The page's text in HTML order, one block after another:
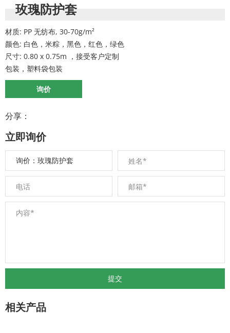
玫瑰防护套
材质: PP 无纺布, 30-70g/m²
颜色: 白色，米粽，黑色，红色，绿色
尺寸: 0.80 x 0.75m ，接受客户定制
包装，塑料袋包装
询价
分享：
立即询价
相关产品